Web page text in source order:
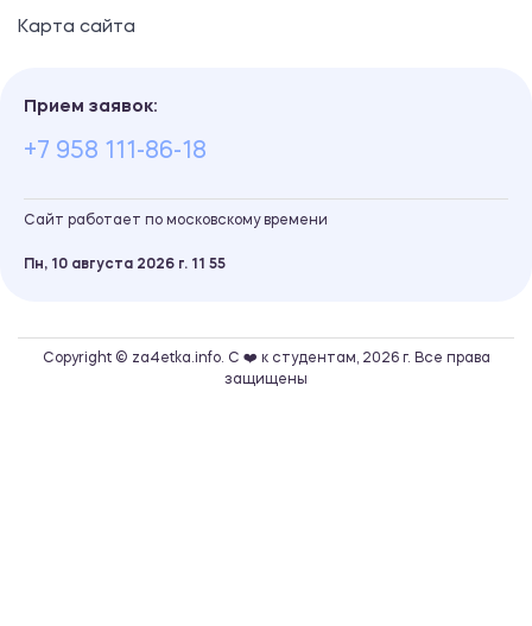
Карта сайта
Прием заявок:
+7 958 111-86-18
Сайт работает по московскому времени
Пн, 10 августа 2026 г. 11 55
Copyright © za4etka.info. С ❤️ к студентам, 2026 г. Все права
защищены